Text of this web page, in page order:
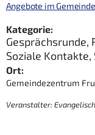
Angebote im
Kategorie:
Gesprächsrunde,
Soziale Kontakte,
Ort:
Gemeindezentrum
Veranstalter: